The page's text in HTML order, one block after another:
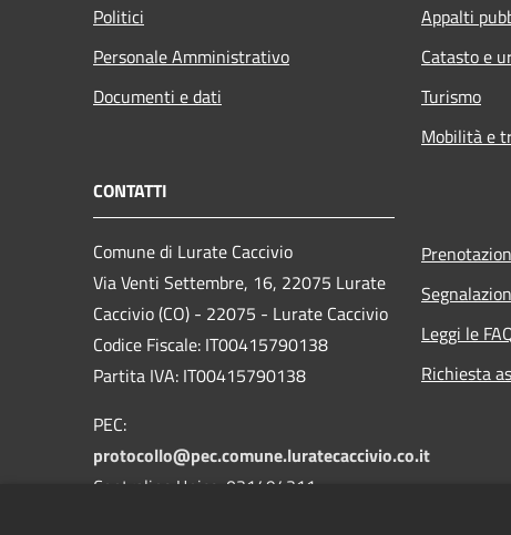
Politici
Personale Amministrativo
Documenti e dati
Appalti
Catasto e
Turismo
Mobilità e
CONTATTI
Comune di Lurate Caccivio
Via Venti Settembre, 16, 22075 Lurate
Caccivio (CO) - 22075 - Lurate Caccivio
Codice Fiscale: IT00415790138
Partita IVA: IT00415790138
PEC:
protocollo@pec.comune.luratecaccivio.co.it
Centralino Unico: 031494311
Leggi le
Richiesta